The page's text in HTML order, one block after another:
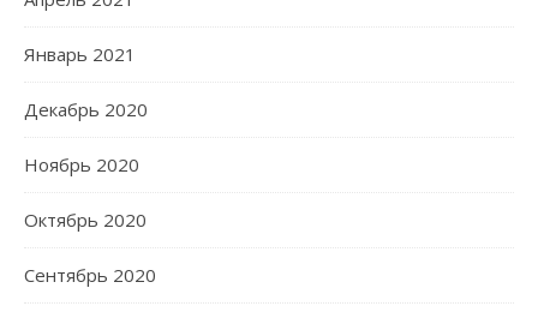
Январь 2021
Декабрь 2020
Ноябрь 2020
Октябрь 2020
Сентябрь 2020